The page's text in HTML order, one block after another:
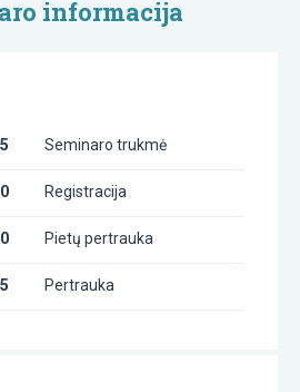
informacija
Seminaro trukmė
Registracija
Pietų pertrauka
Pertrauka